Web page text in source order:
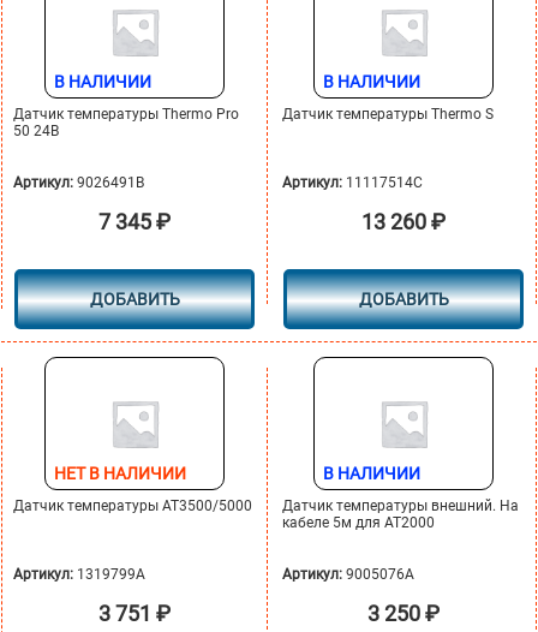
В НАЛИЧИИ
Датчик температуры Thermo Pro
50 24B
Артикул: 9026491B
7 345₽
ДОБАВИТЬ
В НАЛИЧИИ
Датчик температуры Thermo S
Артикул: 11117514C
13 260₽
ДОБАВИТЬ
НЕТ В НАЛИЧИИ
Датчик температуры АТ3500/5000
Артикул: 1319799A
3 751 ₽
В НАЛИЧИИ
Датчик температуры внешний. На
кабеле 5м для АТ2000
Артикул: 9005076А
3 250₽